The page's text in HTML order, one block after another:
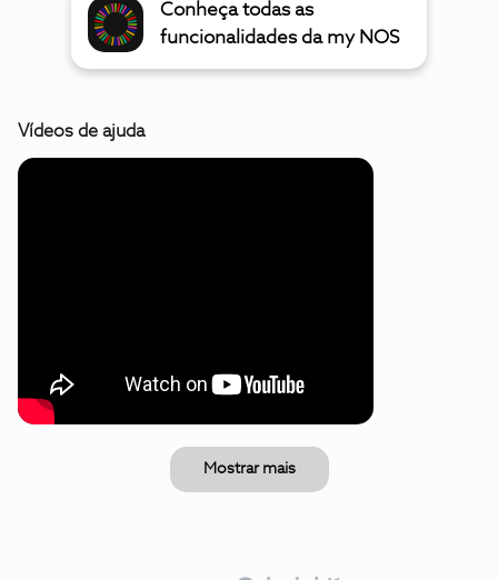
Conheça todas as
funcionalidades da my NOS
Vídeos de ajuda
Mostrar mais